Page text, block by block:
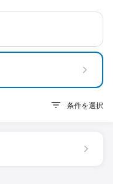
条件を選択